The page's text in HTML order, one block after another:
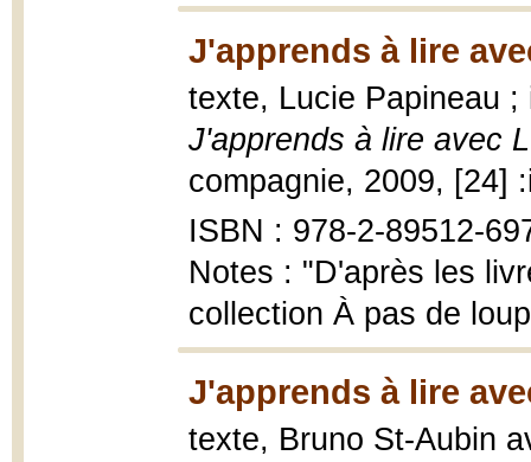
J'apprends à lire
texte, Lucie Papineau
J'apprends à lire avec
compagnie, 2009, [24]
ISBN : 978-2-89512-
Notes : "D'après les
collection À pas de
J'apprends à lire
texte, Bruno St-Aubin